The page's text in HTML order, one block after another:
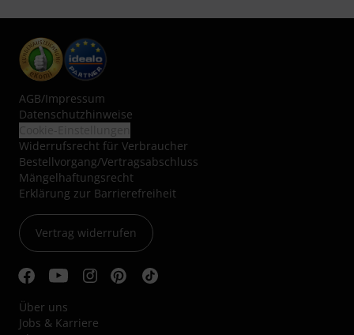
AGB/Impressum
Datenschutzhinweise
Widerrufsrecht für Verbraucher
Bestellvorgang/Vertragsabschluss
Mängelhaftungsrecht
Erklärung zur Barrierefreiheit
Vertrag widerrufen
Über uns
Jobs & Karriere